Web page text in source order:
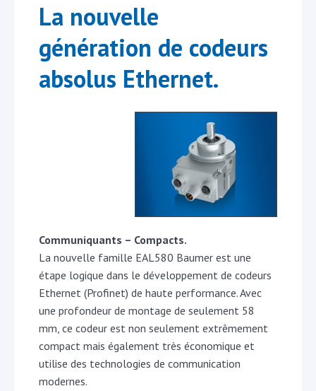
La nouvelle
génération de codeurs
absolus Ethernet.
Communiquants – Compacts.
La nouvelle famille EAL580 Baumer est une
étape logique dans le développement de codeurs
Ethernet (Profinet) de haute performance. Avec
une profondeur de montage de seulement 58
mm, ce codeur est non seulement extrêmement
compact mais également très économique et
utilise des technologies de communication
modernes.